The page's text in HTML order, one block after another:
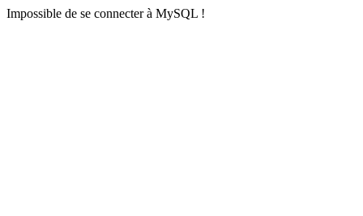
Impossible de se connecter à MySQL !